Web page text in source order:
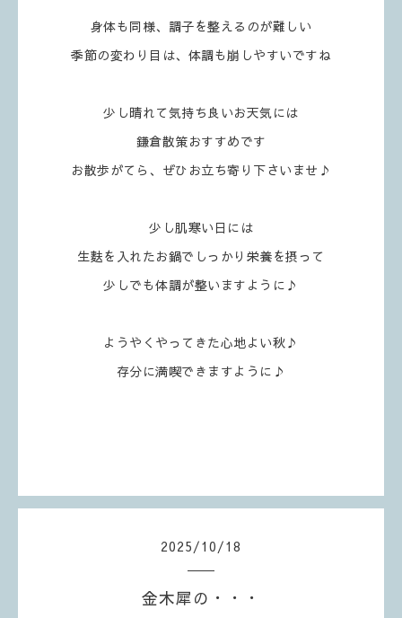
身体も同様、調子を整えるのが難しい
季節の変わり目は、体調も崩しやすいですね
少し晴れて気持ち良いお天気には
鎌倉散策おすすめです
お散歩がてら、ぜひお立ち寄り下さいませ♪
少し肌寒い日には
生麩を入れたお鍋でしっかり栄養を摂って
少しでも体調が整いますように♪
ようやくやってきた心地よい秋♪
存分に満喫できますように♪
2025/10/18
金木犀の・・・